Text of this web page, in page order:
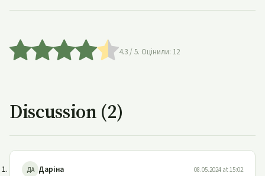
4.3/ 5. Оцінили: 12
Discussion (2)
ДА Даріна 08.05.2024 at 15:02